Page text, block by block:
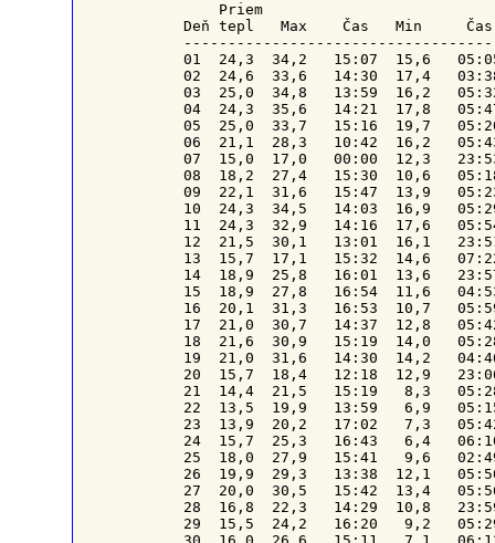
Priem
Deň tepl   Max    Čas   Min
01  24,3  34,2   15:07  15,6
02  24,6  33,6   14:30  17,4
03  25,0  34,8   13:59  16,2
04  24,3  35,6   14:21  17,8
05  25,0  33,7   15:16  19,7
06  21,1  28,3   10:42  16,2
07  15,0  17,0   00:00  12,3
08  18,2  27,4   15:30  10,6
09  22,1  31,6   15:47  13,9
10  24,3  34,5   14:03  16,9
11  24,3  32,9   14:16  17,6
12  21,5  30,1   13:01  16,1
13  15,7  17,1   15:32  14,6
14  18,9  25,8   16:01  13,6
15  18,9  27,8   16:54  11,6
16  20,1  31,3   16:53  10,7
17  21,0  30,7   14:37  12,8
18  21,6  30,9   15:19  14,0
19  21,0  31,6   14:30  14,2
20  15,7  18,4   12:18  12,9
21  14,4  21,5   15:19   8,3
22  13,5  19,9   13:59   6,9
23  13,9  20,2   17:02   7,3
24  15,7  25,3   16:43   6,4
25  18,0  27,9   15:41   9,6
26  19,9  29,3   13:38  12,1
27  20,0  30,5   15:42  13,4
28  16,8  22,3   14:29  10,8
29  15,5  24,2   16:20   9,2